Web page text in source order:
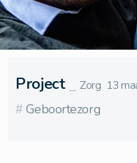
Project Zorg 13
# Geboortezorg